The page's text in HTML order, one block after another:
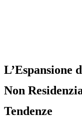
L’Espansione
Non
Tendenze